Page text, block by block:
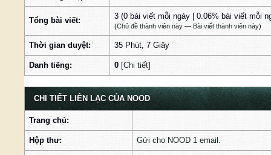
Tổng bài viết: 3 (0 bài viết mỗi ngày | 0.06% bài viết mỗi
(Chủ đề thành viên này — Bài viết thành viên này)
Thời gian duyệt: 35 Phút, 7 Giây
Danh tiếng: 0 [Chi tiết]
CHI TIẾT LIÊN LẠC CỦA NOOD
Trang chủ:
Hộp thư: Gửi cho NOOD 1 email.